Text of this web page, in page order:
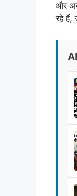
और
रहे हैं,